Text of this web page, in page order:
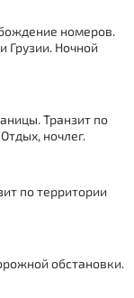
номеров.
Грузии. Ночной
Транзит по
ночлег.
по территории
обстановки.